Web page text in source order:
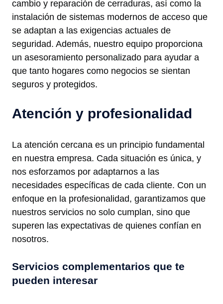
cambio y reparación de cerraduras, así como la
instalación de sistemas modernos de acceso que
se adaptan a las exigencias actuales de
seguridad. Además, nuestro equipo proporciona
un asesoramiento personalizado para ayudar a
que tanto hogares como negocios se sientan
seguros y protegidos.
Atención y profesionalidad
La atención cercana es un principio fundamental
en nuestra empresa. Cada situación es única, y
nos esforzamos por adaptarnos a las
necesidades específicas de cada cliente. Con un
enfoque en la profesionalidad, garantizamos que
nuestros servicios no solo cumplan, sino que
superen las expectativas de quienes confían en
nosotros.
Servicios complementarios que te
pueden interesar